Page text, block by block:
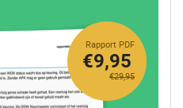
Rapport PDF
€29,95
€9,95